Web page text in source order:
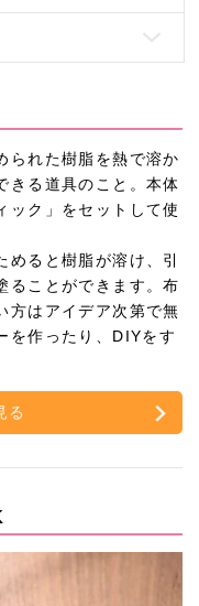
られた樹脂を熱で溶か
きる道具のこと。本体
ック」をセットして使
ると樹脂が溶け、引
ることができます。布
方はアイデア次第で無
を作ったり、DIYをす
る